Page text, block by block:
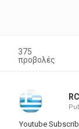
375
προβολές
Youtube